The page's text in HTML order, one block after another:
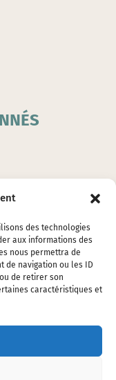
des technologies
aux informations des
nous permettra de
de navigation ou les ID
de retirer son
caractéristiques et